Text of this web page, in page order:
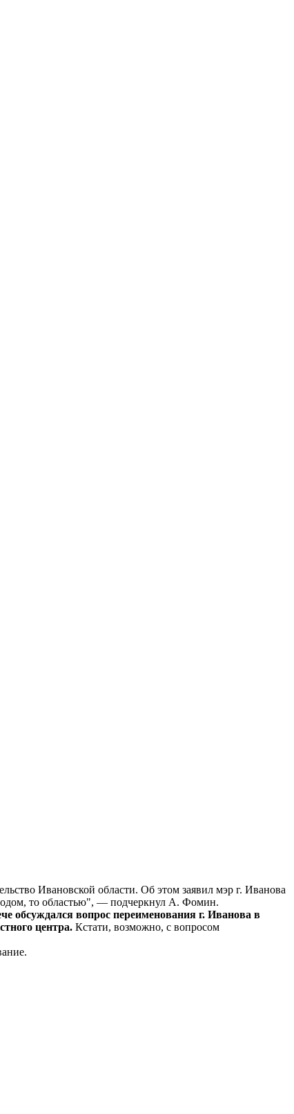
Ивановской области. Об этом заявил мэр г. Иванова
то областью", — подчеркнул А. Фомин.
обсуждался вопрос переименования г. Иванова в
центра. Кстати, возможно, с вопросом